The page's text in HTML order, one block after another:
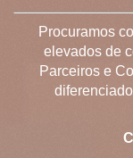
Procuramos
elevados de
Parceiros e